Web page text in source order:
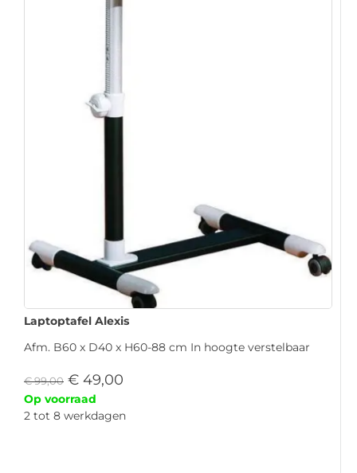
Laptoptafel Alexis
Afm. B60 x D40 x H60-88 cm In hoogte verstelbaar
€99,00 € 49,00
Op voorraad
2 tot 8 werkdagen